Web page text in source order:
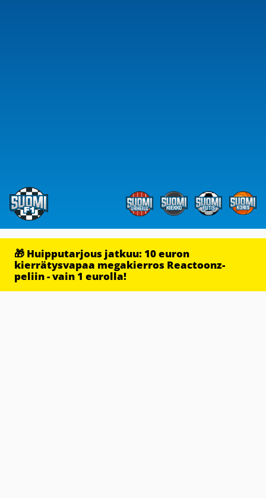
🎁 Huipputarjous jatkuu: 10 euron
kierrätysvapaa megakierros Reactoonz-
peliin - vain 1 eurolla!